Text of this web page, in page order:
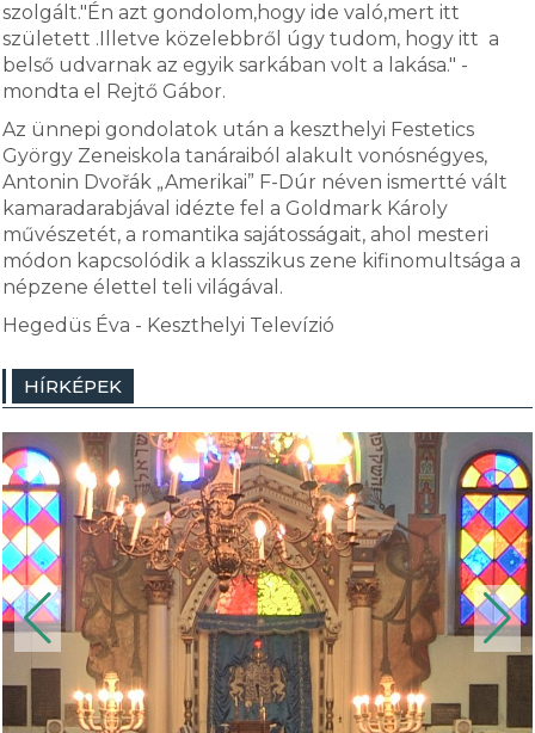
szolgált."Én azt gondolom,hogy ide való,mert itt
született .Illetve közelebbről úgy tudom, hogy itt a
belső udvarnak az egyik sarkában volt a lakása." -
mondta el Rejtő Gábor.
Az ünnepi gondolatok után a keszthelyi Festetics
György Zeneiskola tanáraiból alakult vonósnégyes,
Antonin Dvořák „Amerikai” F-Dúr néven ismertté vált
kamaradarabjával idézte fel a Goldmark Károly
művészetét, a romantika sajátosságait, ahol mesteri
módon kapcsolódik a klasszikus zene kifinomultsága a
népzene élettel teli világával.
Hegedüs Éva - Keszthelyi Televízió
HÍRKÉPEK